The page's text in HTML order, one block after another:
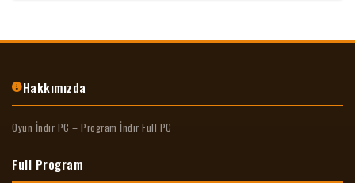
Hakkımızda
Oyun İndir PC – Program İndir Full PC
Full Program